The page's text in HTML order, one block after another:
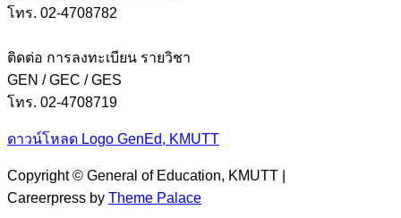
โทร. 02-4708782
ติดต่อ การลงทะเบียน รายวิชา
GEN / GEC / GES
โทร. 02-4708719
ดาวน์โหลด Logo GenEd, KMUTT
Copyright © General of Education, KMUTT |
Careerpress by Theme Palace